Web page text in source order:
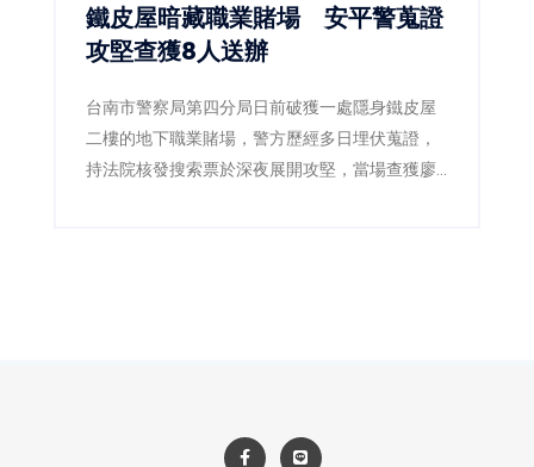
鐵皮屋暗藏職業賭場 安平警蒐證
攻堅查獲8人送辦
台南市警察局第四分局日前破獲一處隱身鐵皮屋
二樓的地下職業賭場，警方歷經多日埋伏蒐證，
持法院核發搜索票於深夜展開攻堅，當場查獲廖